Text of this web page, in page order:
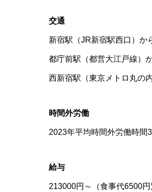
交通
新宿駅（JR新宿駅西口）か
都庁前駅（都営大江戸線）
西新宿駅（東京メトロ丸の
時間外労働
2023年平均時間外労働時間
給与
213000円～（食事代6500